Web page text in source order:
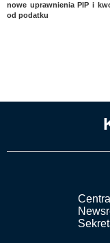
nowe uprawnienia PIP i
od podatku